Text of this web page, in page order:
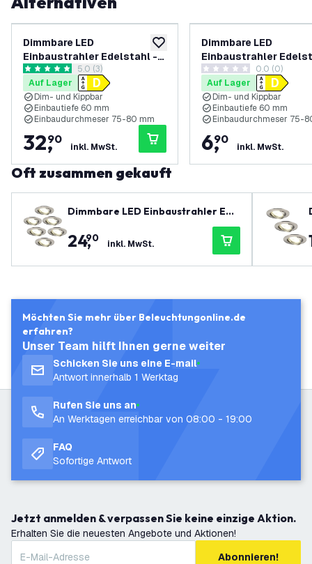
zur Wunschliste hinzufügen
Dimmbare LED
Einbaustrahler Edelstahl -
Amsterdam - 3W - 4000K -
ø82mm - 6 Pack
Bewertungsbereich öffnen
5 Bewertungssterne
5.0 (3)
Auf Lager
Dim- und Kippbar
Einbautiefe 60 mm
Einbaudurchmeser 75-80 mm
32,
90
inkl. MwSt.
Dimmbare LED
Einbaustrahler
Amsterdam - 3W -
ø82mm
0 Bewertungssterne
0.0 (0)
Auf Lager
Dim- und Kippbar
Einbautiefe 60 mm
Einbaudurchmeser 75-
6,
90
inkl. MwSt.
Oft zusammen gekauft
Dimmbare LED Einbaustrahler Ede
lstahl - Amsterdam - 3W - 2700K -
ø82mm - 6 Pack
24,
90 inkl. MwSt.
Möchten Sie mehr über Beleuchtungonline.de
erfahren?
Unser Team hilft Ihnen gerne weiter
Schicken Sie uns eine E-mail
Antwort innerhalb 1 Werktag
Rufen Sie uns an
An Werktagen erreichbar von 08:00 - 19:00
FAQ
Sofortige Antwort
Jetzt anmelden & verpassen Sie keine einzige Aktion.
Erhalten Sie die neuesten Angebote und Aktionen!
Abonnieren!